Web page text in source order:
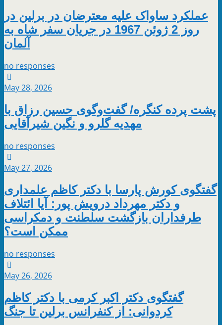
عملکرد ساواک علیه معترضان در برلین در
روز 2 ژوئن 1967 در جریان سفر شاه به
آلمان
no responses
May 28, 2026
پشت پرده کنگره/ گفت‌وگوی حسین رزاق با
مهدیه گلرو و نگین شیرآقایی
no responses
May 27, 2026
گفتگوی کورش پارسا با دکتر کاظم علمداری
و دکتر مهرداد درویش پور: آیا ائتلاف
طرفداران بازگشت سلطنت و دمکراسی
ممکن است؟
no responses
May 26, 2026
گفتگوی دکتر اکبر کرمی با دکتر کاظم
کردوانی: از کنفرانس برلین تا جنگ